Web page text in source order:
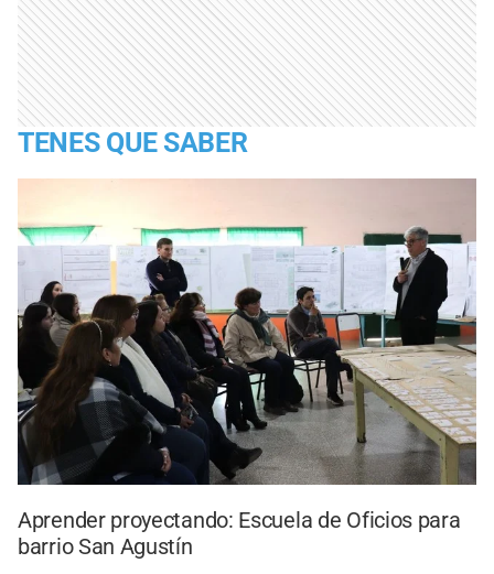
TENES QUE SABER
Aprender proyectando: Escuela de Oficios para
barrio San Agustín